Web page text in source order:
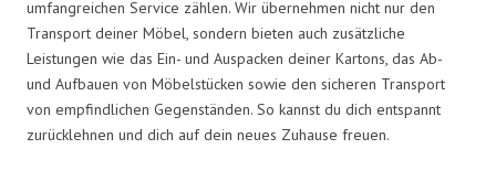
umfangreichen Service zählen. Wir übernehmen nicht nur den
Transport deiner Möbel, sondern bieten auch zusätzliche
Leistungen wie das Ein- und Auspacken deiner Kartons, das Ab-
und Aufbauen von Möbelstücken sowie den sicheren Transport
von empfindlichen Gegenständen. So kannst du dich entspannt
zurücklehnen und dich auf dein neues Zuhause freuen.